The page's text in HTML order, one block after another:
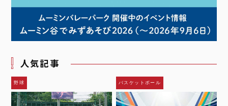
人気記事
野球 バスケットボール